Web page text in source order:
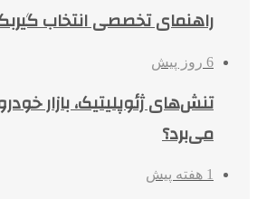
راهنمای تخصصی انتخاب
6 روز پیش
تنش‌های ژئوپلیتیک، بازار
می‌برد؟
1 هفته پیش